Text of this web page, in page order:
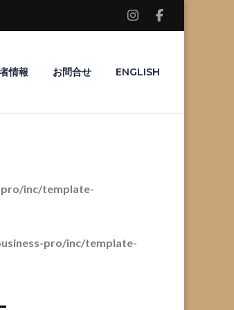
情報 お問合せ ENGLISH
inc/template-
pro/inc/template-